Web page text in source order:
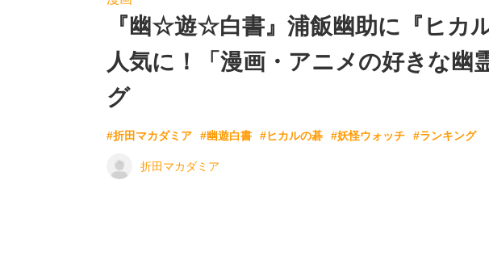
『幽☆遊☆白書』浦飯幽助に『ヒカ
人気に！「漫画・アニメの好きな幽
グ
#折田マカダミア #幽遊白書 #ヒカルの碁 #妖怪ウォッチ #ランキング
折田マカダミア